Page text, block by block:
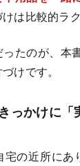
は比較的ラ
たのが、本
けです。
っかけに「
宅の近所に